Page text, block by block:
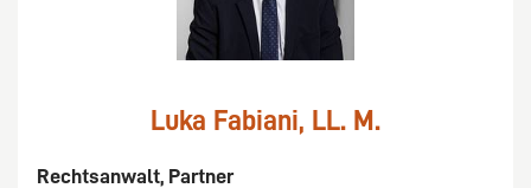
Luka Fabiani, LL. M.
Rechtsanwalt, Partner